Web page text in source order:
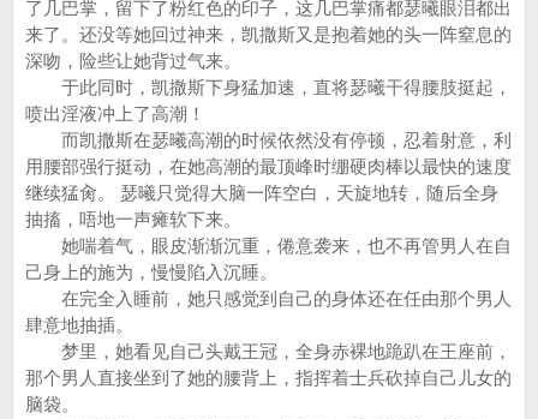
了几巴掌，留下了粉红色的印子，这几巴掌痛都瑟曦眼泪都出
来了。还没等她回过神来，凯撒斯又是抱着她的头一阵窒息的
深吻，险些让她背过气来。
于此同时，凯撒斯下身猛加速，直将瑟曦干得腰肢挺起，
喷出淫液冲上了高潮！
而凯撒斯在瑟曦高潮的时候依然没有停顿，忍着射意，利
用腰部强行挺动，在她高潮的最顶峰时绷硬肉棒以最快的速度
继续猛肏。 瑟曦只觉得大脑一阵空白，天旋地转，随后全身
抽搐，唔地一声瘫软下来。
她喘着气，眼皮渐渐沉重，倦意袭来，也不再管男人在自
己身上的施为，慢慢陷入沉睡。
在完全入睡前，她只感觉到自己的身体还在任由那个男人
肆意地抽插。
梦里，她看见自己头戴王冠，全身赤裸地跪趴在王座前，
那个男人直接坐到了她的腰背上，指挥着士兵砍掉自己儿女的
脑袋。